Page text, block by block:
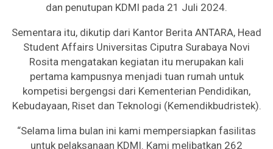
dan penutupan KDMI pada 21 Juli 2024.
Sementara itu, dikutip dari Kantor Berita ANTARA, Head
Student Affairs Universitas Ciputra Surabaya Novi
Rosita mengatakan kegiatan itu merupakan kali
pertama kampusnya menjadi tuan rumah untuk
kompetisi bergengsi dari Kementerian Pendidikan,
Kebudayaan, Riset dan Teknologi (Kemendikbudristek).
“Selama lima bulan ini kami mempersiapkan fasilitas
untuk pelaksanaan KDMI. Kami melibatkan 262